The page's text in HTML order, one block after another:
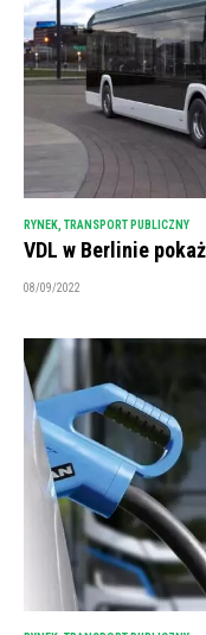
RYNEK, TRANSPORT PUBLICZNY
VDL w Berlinie
08/09/2022